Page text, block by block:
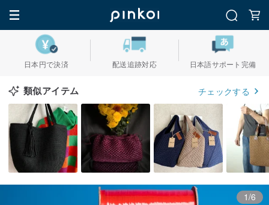
日本円で決済 配送追跡対応 日本語サポート完備
類似アイテム チェックする
1/6